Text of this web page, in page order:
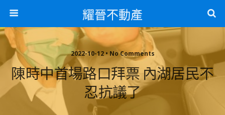
耀晉不動產
2022-10-12 • No Comments
陳時中首場路口拜票 內湖居民不
忍抗議了